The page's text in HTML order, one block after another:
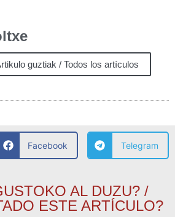
guztiak / Todos los artículos
Facebook Telegram
AL DUZU? /
ESTE ARTÍCULO?